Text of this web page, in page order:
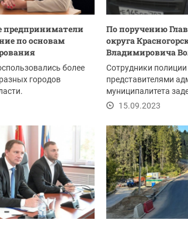
предприниматели
по основам
более
городов
По поручению
округа
Владимировича
Сотрудники
представителями
муниципалитета
который перевозил...
15.09.2023